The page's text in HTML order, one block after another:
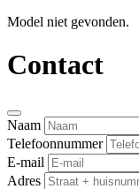
Model niet gevonden.
Contact
Naam
Telefoonnummer
E-mail
Adres